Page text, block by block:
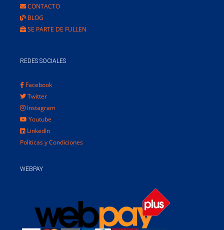
CONTACTO
BLOG
SE PARTE DE FULLEN
REDES SOCIALES
Facebook
Twitter
Instagram
Youtube
LinkedIn
Politicas y Condiciones
WEBPAY